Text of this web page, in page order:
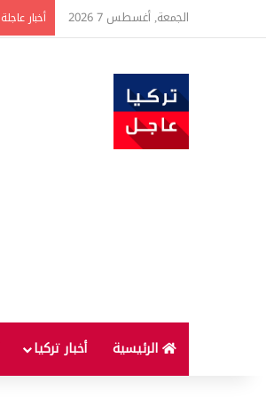
الجمعة, أغسطس 7 2026 أخبار عاجلة
الرئيسية أخبار تركيا